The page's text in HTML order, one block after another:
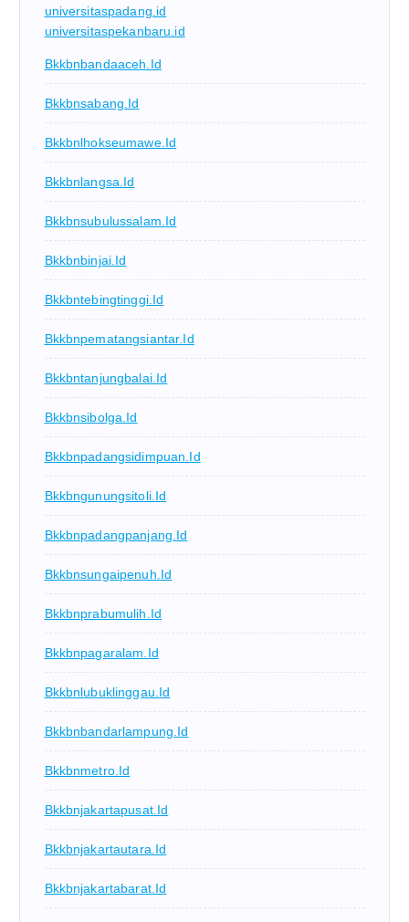
universitaspadang.id
universitaspekanbaru.id
Bkkbnbandaaceh.id
Bkkbnsabang.id
Bkkbnlhokseumawe.id
Bkkbnlangsa.id
Bkkbnsubulussalam.id
Bkkbnbinjai.id
Bkkbntebingtinggi.id
Bkkbnpematangsiantar.id
Bkkbntanjungbalai.id
Bkkbnsibolga.id
Bkkbnpadangsidimpuan.id
Bkkbngunungsitoli.id
Bkkbnpadangpanjang.id
Bkkbnsungaipenuh.id
Bkkbnprabumulih.id
Bkkbnpagaralam.id
Bkkbnlubuklinggau.id
Bkkbnbandarlampung.id
Bkkbnmetro.id
Bkkbnjakartapusat.id
Bkkbnjakartautara.id
Bkkbnjakartabarat.id